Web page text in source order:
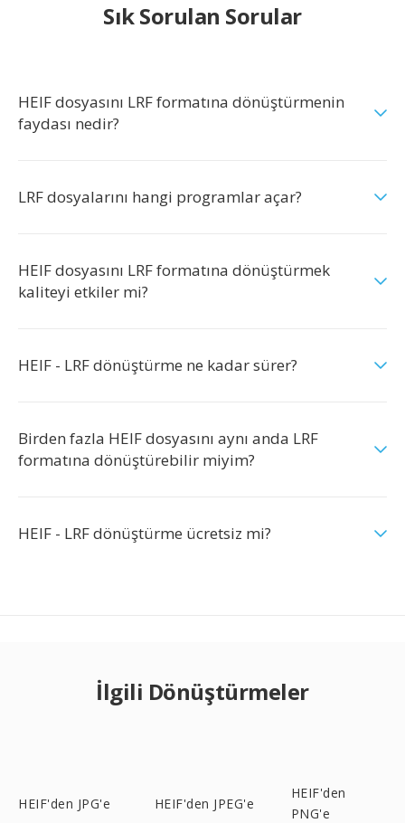
Sık Sorulan Sorular
HEIF dosyasını LRF formatına dönüştürmenin
faydası nedir?
LRF dosyalarını hangi programlar açar?
HEIF dosyasını LRF formatına dönüştürmek
kaliteyi etkiler mi?
HEIF - LRF dönüştürme ne kadar sürer?
Birden fazla HEIF dosyasını aynı anda LRF
formatına dönüştürebilir miyim?
HEIF - LRF dönüştürme ücretsiz mi?
İlgili Dönüştürmeler
HEIF'den JPG'e HEIF'den JPEG'e
HEIF'den
PNG'e